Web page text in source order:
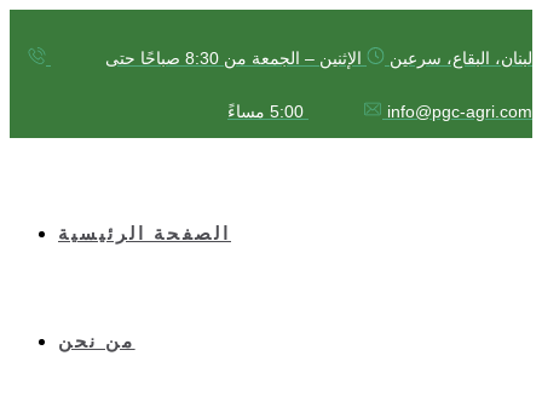
لبنان، البقاع، سرعين الإثنين – الجمعة من 8:30 صباحًا حتى
5:00 مساءً info@pgc-agri.com
الصفحة الرئيسية
من نحن